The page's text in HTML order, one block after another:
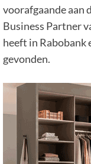
voorafgaande aan
Business Partner
heeft in Rabobank
gevonden.